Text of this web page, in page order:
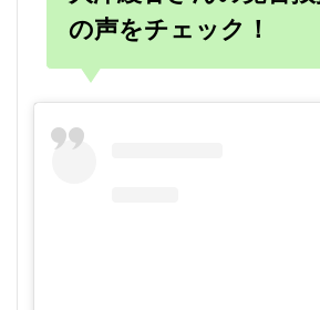
の声をチェック！